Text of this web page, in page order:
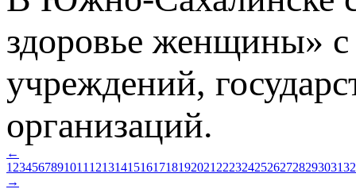
здоровье женщины»
учреждений,
организаций.
←
1 234567891011 12131415161718192021 2223242526272829303132
→